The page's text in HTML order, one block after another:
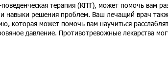
терапия (КПТ), может помочь вам
навыки решения проблем. Ваш лечащий врач
которая может помочь вам научиться
давление. Противотревожные лекарства